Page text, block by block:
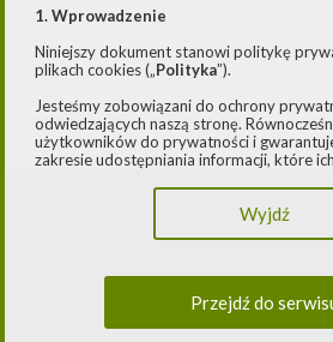
18 proc. firm ma w swoich
elektryczne auta, a połowa
będzie je mieć w ciągu 3 lat –
„Barometru[…]
Poprzednia
3 4 5
1. Wprowadzenie
Niniejszy dokument stanowi politykę
plikach cookies („Polityka”).
Jesteśmy zobowiązani do ochrony
odwiedzających naszą stronę.
użytkowników do prywatności i
zakresie udostępniania informacji, które
przepisami, w szczególności
Europejskiego i Rady (UE) 2016/979 z
10 maja 2018 roku o ochronie danych
Wyjdź
Przejdź do